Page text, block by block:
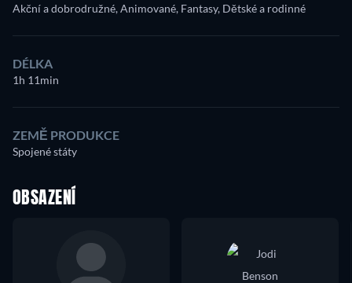
Akční a dobrodružné, Animované, Fantasy, Dětské a rodinné
DÉLKA
1h 11min
ZEMĚ PRODUKCE
Spojené státy
OBSAZENÍ